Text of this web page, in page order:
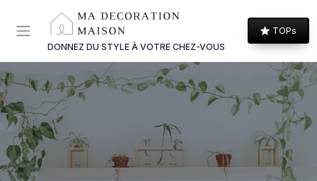
DONNEZ DU STYLE À VOTRE CHEZ-VOUS
TOPs
Panneau de gestion des cookies